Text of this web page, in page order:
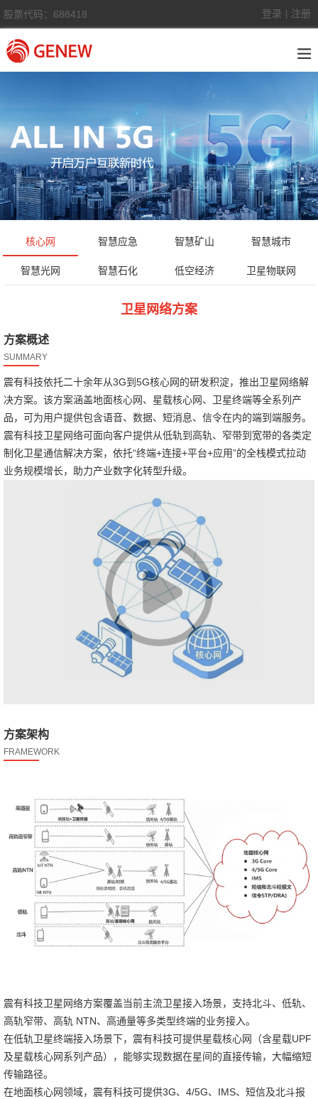
股票代码：688418 登录 注册
核心网 智慧应急 智慧矿山 智慧城市
智慧光网 智慧石化 低空经济 卫星物联网
卫星网络方案
方案概述
SUMMARY
震有科技依托二十余年从3G到5G核心网的研发积淀，推出卫星网络解
决方案。该方案涵盖地面核心网、星载核心网、卫星终端等全系列产
品，可为用户提供包含语音、数据、短消息、信令在内的端到端服务。
震有科技卫星网络可面向客户提供从低轨到高轨、窄带到宽带的各类定
制化卫星通信解决方案，依托“终端+连接+平台+应用”的全栈模式拉动
业务规模增长，助力产业数字化转型升级。
方案架构
FRAMEWORK
震有科技卫星网络方案覆盖当前主流卫星接入场景，支持北斗、低轨、
高轨窄带、高轨 NTN、高通量等多类型终端的业务接入。
在低轨卫星终端接入场景下，震有科技可提供星载核心网（含星载UPF
及星载核心网系列产品），能够实现数据在星间的直接传输，大幅缩短
传输路径。
在地面核心网领域，震有科技可提供3G、4/5G、IMS、短信及北斗报